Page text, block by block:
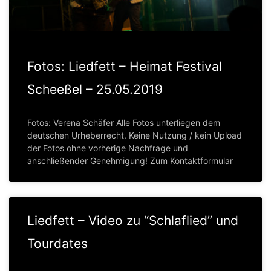
Fotos: Liedfett – Heimat Festival
Scheeßel – 25.05.2019
Fotos: Verena Schäfer Alle Fotos unterliegen dem
deutschen Urheberrecht. Keine Nutzung / kein Upload
der Fotos ohne vorherige Nachfrage und
anschließender Genehmigung! Zum Kontaktformular
Liedfett – Video zu “Schlaflied” und
Tourdates